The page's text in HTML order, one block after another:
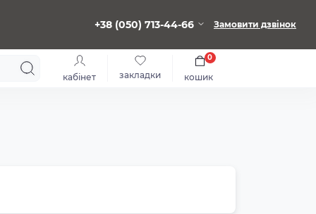
+38 (050) 713-44-66 Замовити дзвінок
кабінет закладки кошик
0